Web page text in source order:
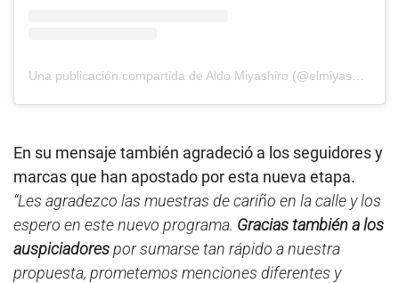
En su mensaje también agradeció a los seguidores y
marcas que han apostado por esta nueva etapa.
“Les agradezco las muestras de cariño en la calle y los
espero en este nuevo programa. Gracias también a los
auspiciadorespor sumarse tan rápido a nuestra
propuesta, prometemos menciones diferentes y